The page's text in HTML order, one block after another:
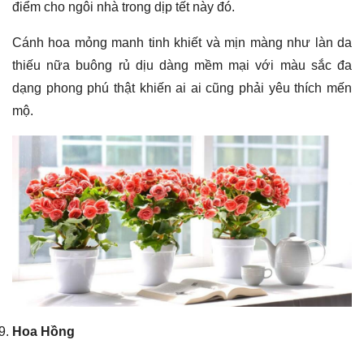
điểm cho ngôi nhà trong dịp tết này đó.
Cánh hoa mỏng manh tinh khiết và mịn màng như làn da
thiếu nữa buông rủ dịu dàng mềm mại với màu sắc đa
dạng phong phú thật khiến ai ai cũng phải yêu thích mến
mộ.
Hoa Hồng